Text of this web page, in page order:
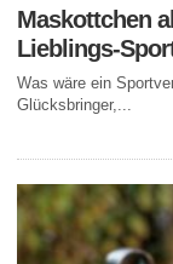
Maskottchen
Lieblings-
Was wäre ein
Glücksbringer,...